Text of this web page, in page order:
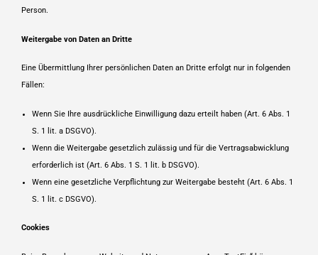
Person.
Weitergabe von Daten an Dritte
Eine Übermittlung Ihrer persönlichen Daten an Dritte erfolgt nur in folgenden
Fällen:
Wenn Sie Ihre ausdrückliche Einwilligung dazu erteilt haben (Art. 6 Abs. 1
S. 1 lit. a DSGVO).
Wenn die Weitergabe gesetzlich zulässig und für die Vertragsabwicklung
erforderlich ist (Art. 6 Abs. 1 S. 1 lit. b DSGVO).
Wenn eine gesetzliche Verpflichtung zur Weitergabe besteht (Art. 6 Abs. 1
S. 1 lit. c DSGVO).
Cookies